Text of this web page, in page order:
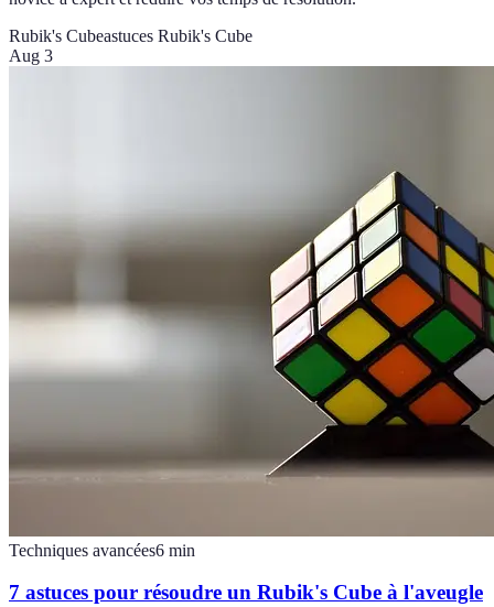
Rubik's Cubeastuces Rubik's Cube
Aug 3
Techniques avancées6 min
7 astuces pour résoudre un Rubik's Cube à l'aveugle